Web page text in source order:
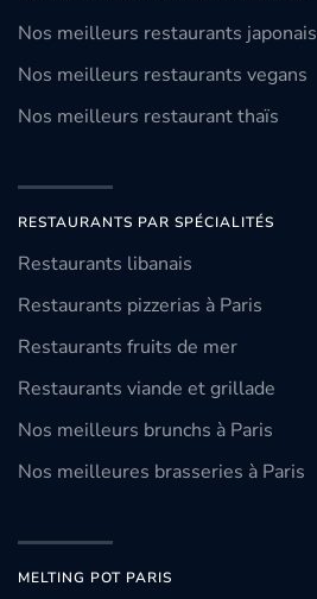
Nos meilleurs restaurants japonais
Nos meilleurs restaurants vegans
Nos meilleurs restaurant thaïs
RESTAURANTS PAR SPÉCIALITÉS
Restaurants libanais
Restaurants pizzerias à Paris
Restaurants fruits de mer
Restaurants viande et grillade
Nos meilleurs brunchs à Paris
Nos meilleures brasseries à Paris
MELTING POT PARIS